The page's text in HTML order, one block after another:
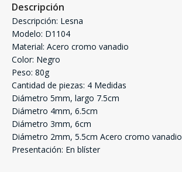
Descripción
Descripción: Lesna
Modelo: D1104
Material: Acero cromo vanadio
Color: Negro
Peso: 80g
Cantidad de piezas: 4 Medidas
Diámetro 5mm, largo 7.5cm
Diámetro 4mm, 6.5cm
Diámetro 3mm, 6cm
Diámetro 2mm, 5.5cm Acero cromo vanadio
Presentación: En blíster